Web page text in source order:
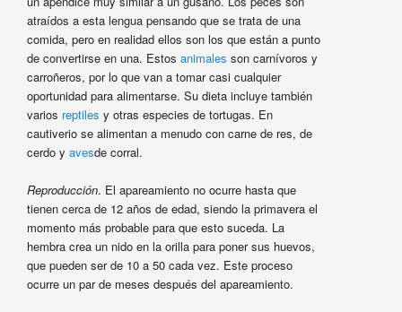
atraídos a esta lengua pensando que se trata de una
comida, pero en realidad ellos son los que están a punto
de convertirse en una. Estos animales son carnívoros y
carroñeros, por lo que van a tomar casi cualquier
oportunidad para alimentarse. Su dieta incluye también
varios reptiles y otras especies de tortugas. En
cautiverio se alimentan a menudo con carne de res, de
cerdo y avesde corral.
Reproducción. El apareamiento no ocurre hasta que
tienen cerca de 12 años de edad, siendo la primavera el
momento más probable para que esto suceda. La
hembra crea un nido en la orilla para poner sus huevos,
que pueden ser de 10 a 50 cada vez. Este proceso
ocurre un par de meses después del apareamiento.